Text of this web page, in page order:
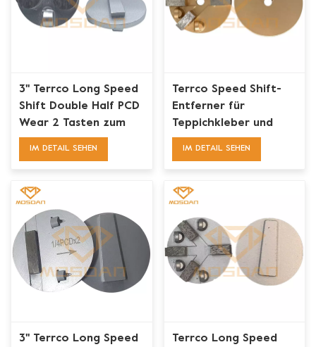
3'' Terrco Long Speed
Shift Double Half PCD
Wear 2 Tasten zum
Entfernen von
IM DETAIL SEHEN
Terrco Speed Shift-
Entferner für
Teppichkleber und
Epoxidharz
IM DETAIL SEHEN
3'' Terrco Long Speed
Terrco Long Speed